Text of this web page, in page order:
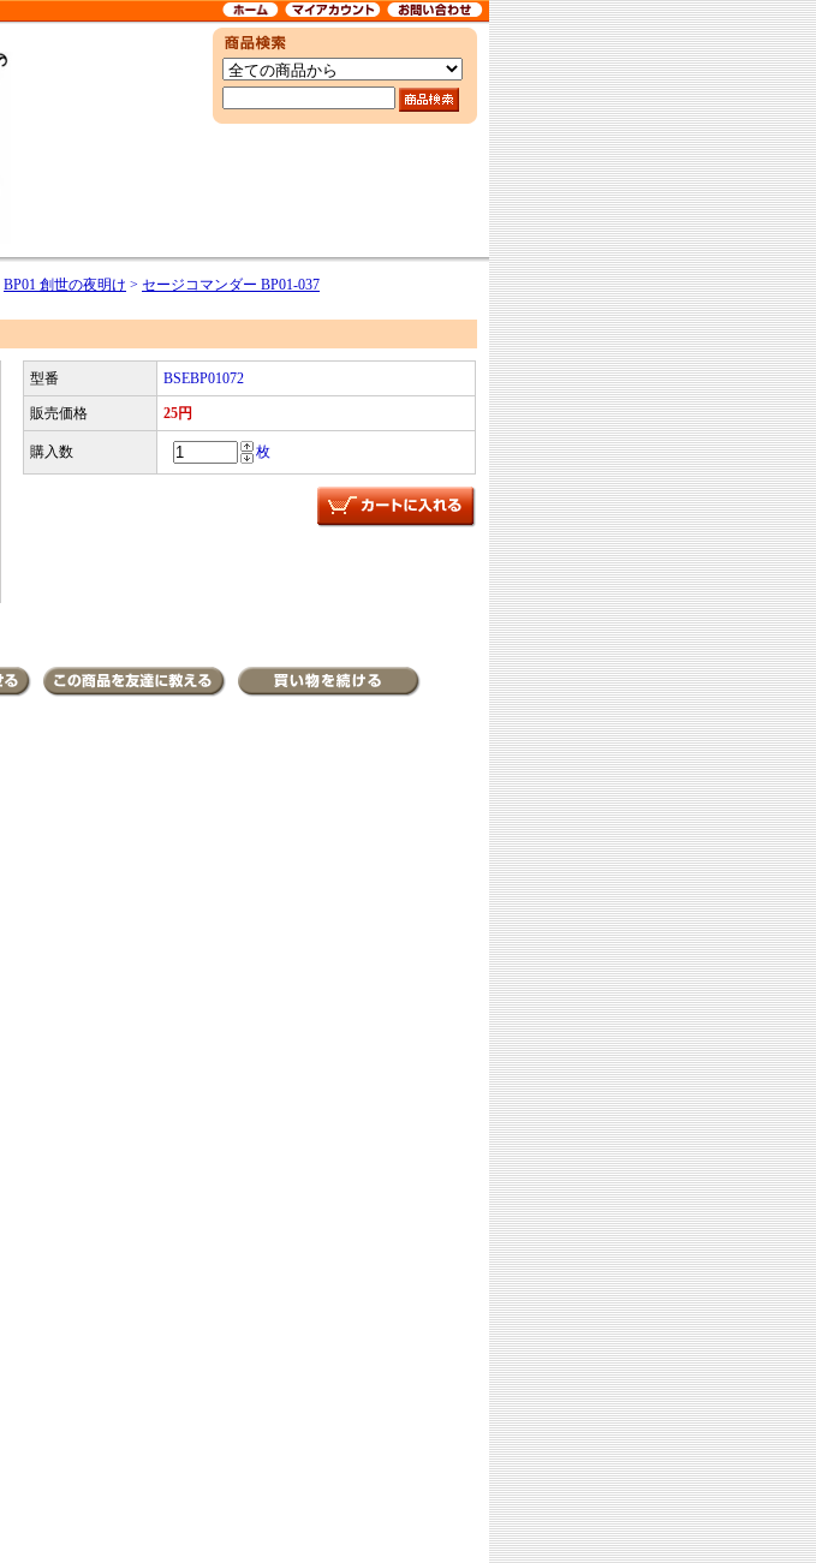
BP01 創世の夜明け > セージコマンダー BP01-037
型番 BSEBP01072
販売価格 25円
購入数 枚